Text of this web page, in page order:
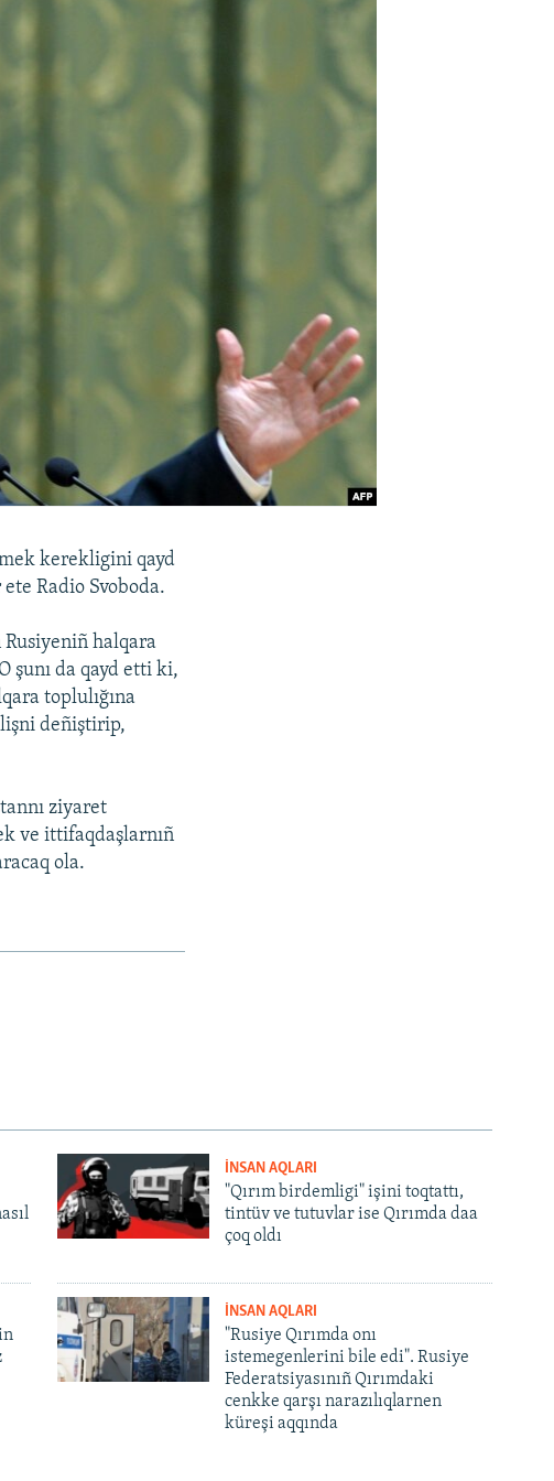
kerekligini qayd
Radio Svoboda.
Rusiyeniñ halqara
şunı da qayd etti ki,
toplulığına
deñiştirip,
ziyaret
ve ittifaqdaşlarnıñ
ola.
İNSAN AQLARI
"Qırım birdemligi" işini toqtattı,
tintüv ve tutuvlar ise Qırımda daa
çoq oldı
İNSAN AQLARI
"Rusiye Qırımda onı
istemegenlerini bile edi". Rusiye
Federatsiyasınıñ Qırımdaki
cenkke qarşı narazılıqlarnen
küreşi aqqında